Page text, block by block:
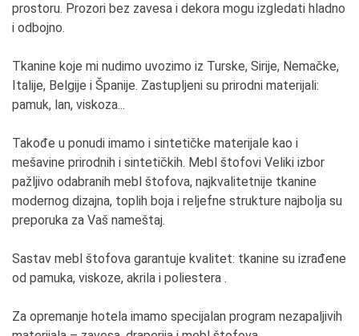
prostoru. Prozori bez zavesa i dekora mogu izgledati hladno
i odbojno.
Tkanine koje mi nudimo uvozimo iz Turske, Sirije, Nemačke,
Italije, Belgije i Španije. Zastupljeni su prirodni materijali:
pamuk, lan, viskoza...
Takođe u ponudi imamo i sintetičke materijale kao i
mešavine prirodnih i sintetičkih. Mebl štofovi Veliki izbor
pažljivo odabranih mebl štofova, najkvalitetnije tkanine
modernog dizajna, toplih boja i reljefne strukture najbolja su
preporuka za Vaš nameštaj.
Sastav mebl štofova garantuje kvalitet: tkanine su izrađene
od pamuka, viskoze, akrila i poliestera .
Za opremanje hotela imamo specijalan program nezapaljivih